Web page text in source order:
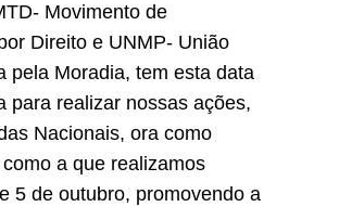
Movimento de
Direito e UNMP- União
pela Moradia, tem esta data
para realizar nossas ações,
Nacionais, ora como
a que realizamos
5 de outubro, promovendo a